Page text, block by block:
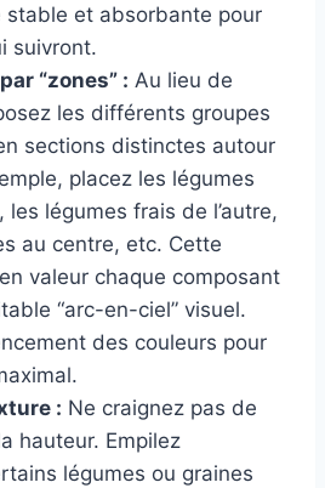
stable et absorbante pour
suivront.
“zones” : Au lieu de
les différents groupes
sections distinctes autour
placez les légumes
les légumes frais de l’autre,
au centre, etc. Cette
valeur chaque composant
“arc-en-ciel” visuel.
des couleurs pour
: Ne craignez pas de
hauteur. Empilez
légumes ou graines